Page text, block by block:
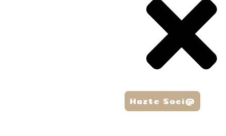
Hazte Soci@